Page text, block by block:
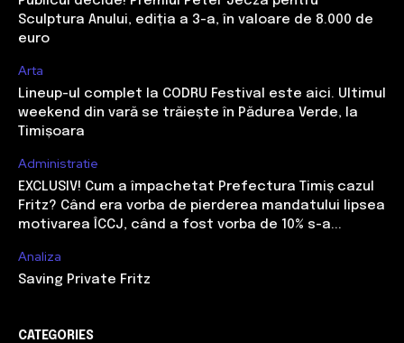
Sculptura Anului, ediția a 3-a, în valoare de 8.000 de
euro
Arta
Lineup-ul complet la CODRU Festival este aici. Ultimul
weekend din vară se trăiește în Pădurea Verde, la
Timișoara
Administratie
EXCLUSIV! Cum a împachetat Prefectura Timiș cazul
Fritz? Când era vorba de pierderea mandatului lipsea
motivarea ÎCCJ, când a fost vorba de 10% s-a...
Analiza
Saving Private Fritz
CATEGORIES